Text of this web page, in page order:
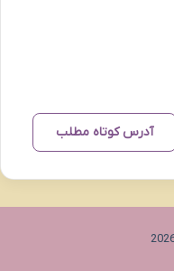
آدرس کوتاه مطلب